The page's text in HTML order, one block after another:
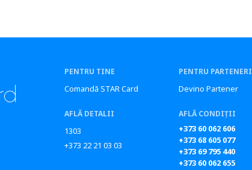
PENTRU TINE
Comandă STAR Card
AFLĂ DETALII
1303
+373 22 21 03 03
PENTRU PARTENERI
Devino Partener
AFLĂ CONDIȚII
+373 60 062 606
+373 68 605 077
+373 69 795 440
+373 60 062 655